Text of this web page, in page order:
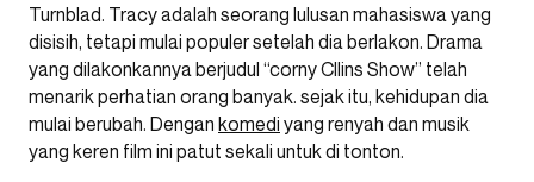
Turnblad. Tracy adalah seorang lulusan mahasiswa yang
disisih, tetapi mulai populer setelah dia berlakon. Drama
yang dilakonkannya berjudul “corny Cllins Show” telah
menarik perhatian orang banyak. sejak itu, kehidupan dia
mulai berubah. Dengan komedi yang renyah dan musik
yang keren film ini patut sekali untuk di tonton.